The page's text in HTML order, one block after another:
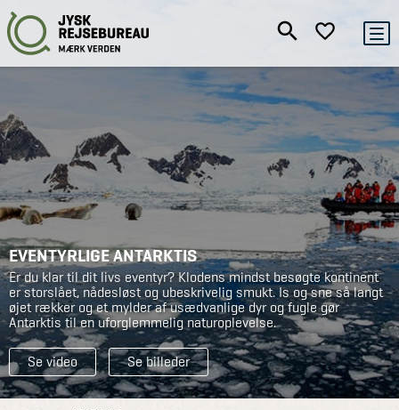
EVENTYRLIGE ANTARKTIS
Er du klar til dit livs eventyr? Klodens mindst besøgte kontinent
er storslået, nådesløst og ubeskrivelig smukt. Is og sne så langt
øjet rækker og et mylder af usædvanlige dyr og fugle gør
Antarktis til en uforglemmelig naturoplevelse.
Se video Se billeder